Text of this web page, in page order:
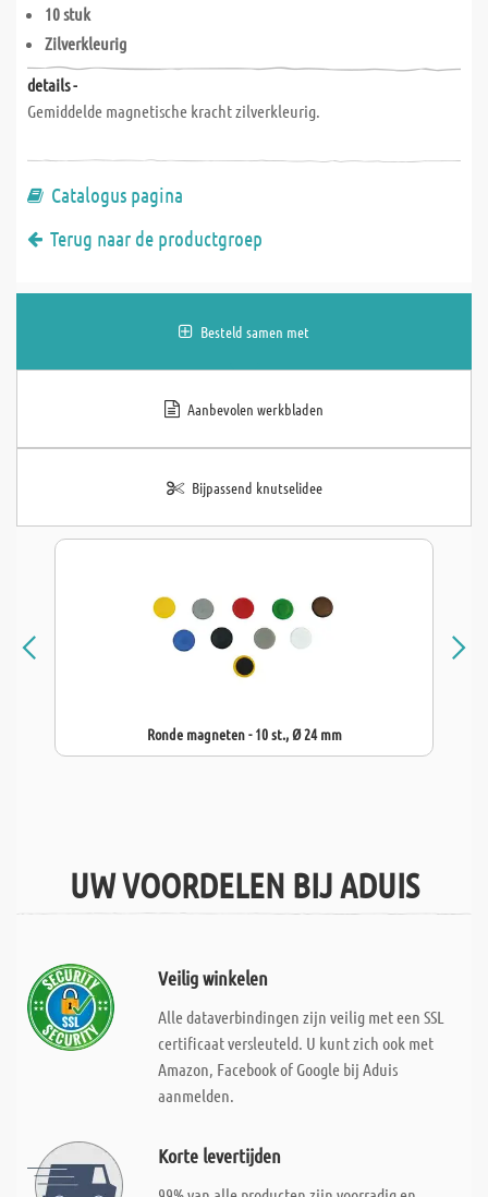
10 stuk
Zilverkleurig
details -
Gemiddelde magnetische kracht zilverkleurig.
Catalogus pagina
Terug naar de productgroep
Besteld samen met
Aanbevolen werkbladen
Bijpassend knutselidee
Ronde magneten - 10 st., Ø 24 mm
UW VOORDELEN BIJ ADUIS
Veilig winkelen
Alle dataverbindingen zijn veilig met een SSL
certificaat versleuteld. U kunt zich ook met
Amazon, Facebook of Google bij Aduis
aanmelden.
Korte levertijden